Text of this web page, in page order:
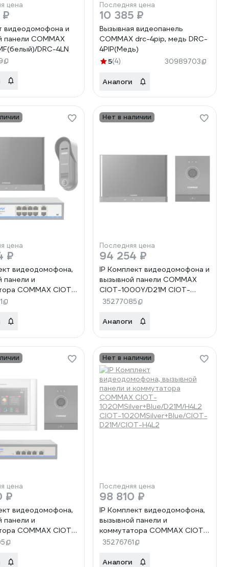
цена
₽
видеодомофона и
панели COMMAX
DRC-4LN
Последняя цена
10 385 ₽
Вызывная видеопанель
COMMAX drc-4pip, медь DRC-
4PIP(Медь)
5(4) 30989703
Аналоги
цена
₽
видеодомофона,
панели и
COMMAX CIOT-
H8L2 CIOT-
Нет в наличии
Последняя цена
94 254 ₽
IP Комплект видеодомофона и
вызывной панели COMMAX
CIOT-1000Y/D21M CIOT-
1000Y/CIOT-D21M
35277085
Аналоги
цена
₽
видеодомофона,
панели и
COMMAX CIOT-
D21M/H4L2 CIOT-
H4L2
Нет в наличии
Последняя цена
98 810 ₽
IP Комплект видеодомофона,
вызывной панели и
коммутатора COMMAX CIOT-
1020MSilver+Blue/D21M/H4L2
D21M/CIOT-H4L2
35276761
Аналоги